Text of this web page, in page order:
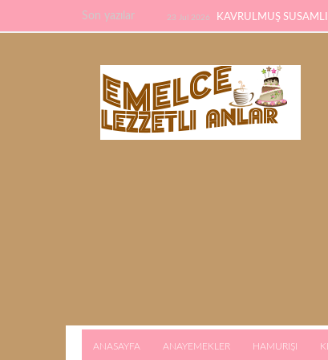
Son yazılar 23 Jul 2026 KAVRULMUŞ
ANASAYFA ANAYEMEKLER HAMURIŞI